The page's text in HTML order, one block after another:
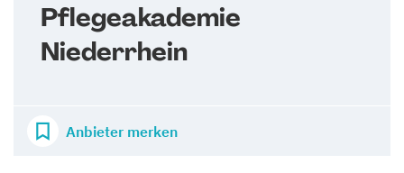
Pflegeakademie
Niederrhein
Anbieter merken